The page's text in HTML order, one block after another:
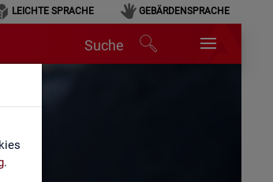
.
LEICHTE SPRACHE GEBÄRDENSPRACHE
Suche